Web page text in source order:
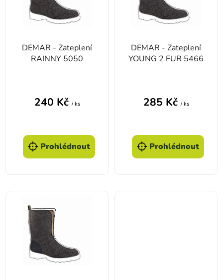
DEMAR - Zateplení
RAINNY 5050
240 Kč / ks
Prohlédnout
DEMAR - Zateplení
YOUNG 2 FUR 5466
285 Kč / ks
Prohlédnout